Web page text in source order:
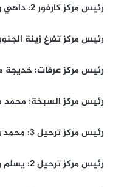
رئيس مركز كارفور 2: داهي ولد محمد الأمين.
رئيس مركز تفرغ زينة
رئيس مركز عرفات: خديجة
رئيس مركز السبخة: محمد
رئيس مركز ترحيل 3: محمد ولد ألان.
رئيس مركز ترحيل 2: يسلم ولد محمد باب.